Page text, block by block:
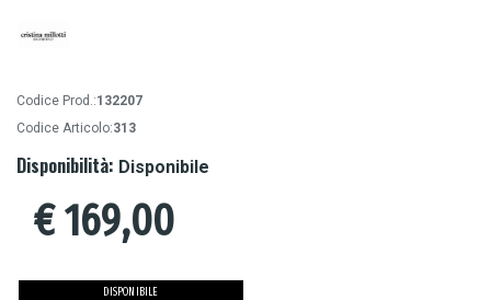
Codice Prod.:132207
Codice Articolo:313
Disponibilità: Disponibile
€169,00
DISPONIBILE